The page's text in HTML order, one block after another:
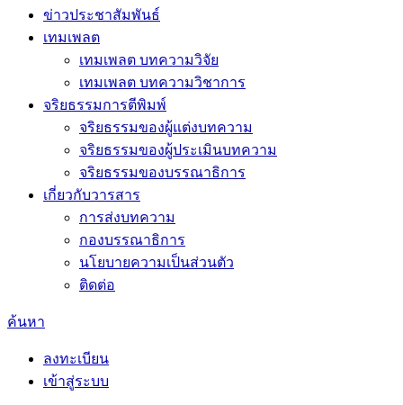
ข่าวประชาสัมพันธ์
เทมเพลต
เทมเพลต บทความวิจัย
เทมเพลต บทความวิชาการ
จริยธรรมการตีพิมพ์
จริยธรรมของผู้แต่งบทความ
จริยธรรมของผู้ประเมินบทความ
จริยธรรมของบรรณาธิการ
เกี่ยวกับวารสาร
การส่งบทความ
กองบรรณาธิการ
นโยบายความเป็นส่วนตัว
ติดต่อ
ค้นหา
ลงทะเบียน
เข้าสู่ระบบ